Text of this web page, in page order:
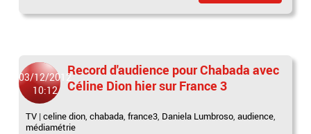
03/12/2012
10:12
Record d'audience pour Chabada avec
Céline Dion hier sur France 3
TV |celine dion,chabada,france3, Daniela Lumbroso,audience,
médiamétrie